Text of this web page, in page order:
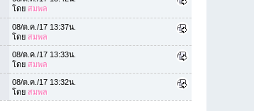
โดย สมพล
08/ต.ค./17 13:37น.
โดย สมพล
08/ต.ค./17 13:33น.
โดย สมพล
08/ต.ค./17 13:32น.
โดย สมพล